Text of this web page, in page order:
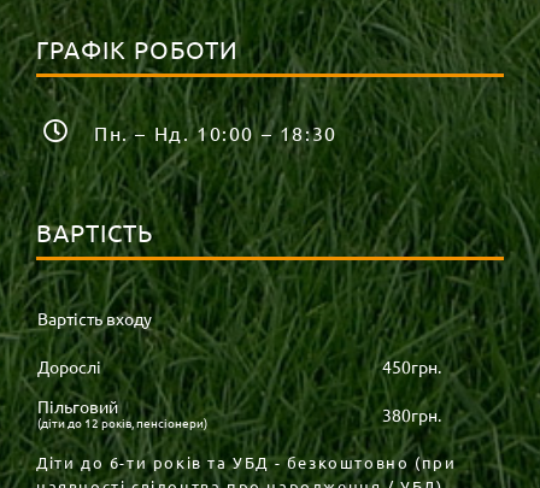
ГРАФІК РОБОТИ
Пн. – Нд. 10:00 – 18:30
ВАРТІСТЬ
Вартість входу
Дорослі
450грн.
Пільговий
(діти до 12 років, пенсіонери) 380грн.
Діти до 6-ти років та УБД - безкоштовно (при